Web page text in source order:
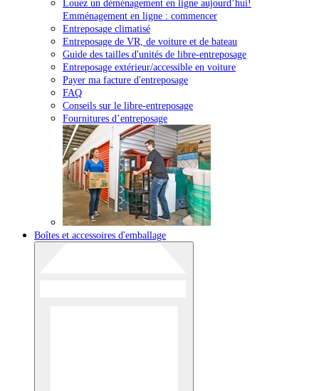
Louez un déménagement en ligne aujourd’hui!
Emménagement en ligne : commencer
Entreposage climatisé
Entreposage de VR, de voiture et de bateau
Guide des tailles d'unités de libre-entreposage
Entreposage extérieur/accessible en voiture
Payer ma facture d'entreposage
FAQ
Conseils sur le libre-entreposage
Fournitures d’entreposage
Boîtes et accessoires d'emballage